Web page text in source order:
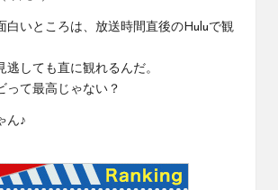
白いところは、放送時間直後のHuluで観
逃しても直に観れるんだ。
って最高じゃない？
ん♪